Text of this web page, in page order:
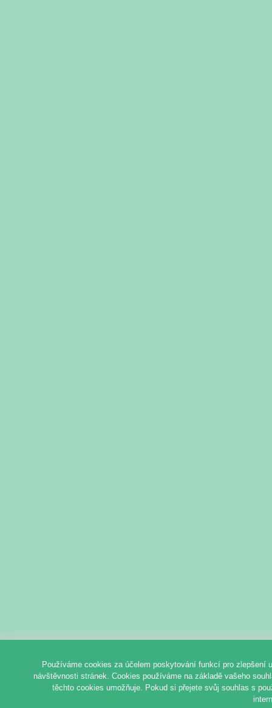
Používáme cookies za účelem poskytování funkcí pro zlepšení
návštěvnosti stránek. Cookies používáme na základě vašeho
těchto cookies umožňuje. Pokud si přejete svůj souhlas s